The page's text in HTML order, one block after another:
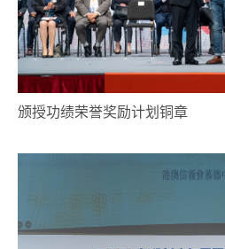
颁授功绩荣誉奖励计划铜章